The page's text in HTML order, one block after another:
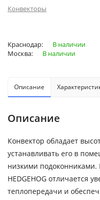
Конвекторы
Краснодар:
В наличии
Москва:
В наличии
Описание
Описание
Конвектор обладает
устанавливать его в
низкими
HEDGEHOG отличается
теплопередачи и